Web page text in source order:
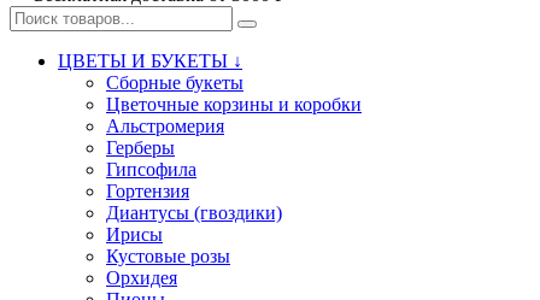
ЦВЕТЫ И БУКЕТЫ ↓
Сборные букеты
Цветочные корзины и коробки
Альстромерия
Герберы
Гипсофила
Гортензия​
Диантусы (гвоздики)
Ирисы
Кустовые розы
Орхидея